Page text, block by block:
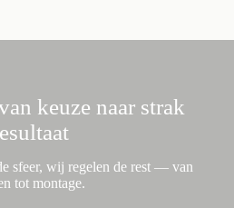
keuze naar strak
sfeer, wij regelen de rest — van
tot montage.